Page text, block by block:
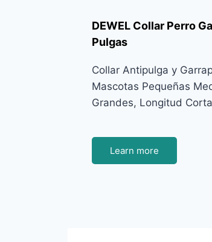
DEWEL Collar Perro
Pulgas
Collar Antipulga y
Mascotas Pequeñas
Grandes, Longitud
Learn more